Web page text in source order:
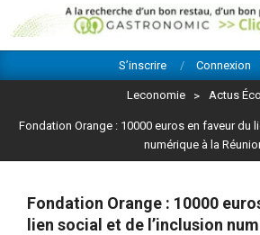
Navigation
S’inscrire Connexion
Leconomie > Actus Éco
Fondation Orange : 10000 euros en faveur du
numérique à la
Fondation Orange : 10000
lien social et de l’inclusion